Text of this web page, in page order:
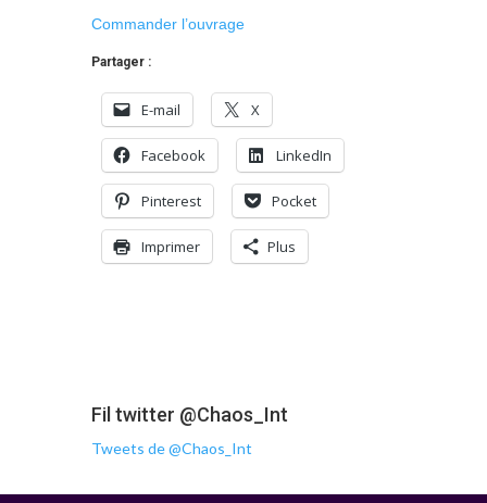
Commander l’ouvrage
Partager :
E-mail X
Facebook LinkedIn
Pinterest Pocket
Imprimer Plus
Fil twitter @Chaos_Int
Tweets de @Chaos_Int